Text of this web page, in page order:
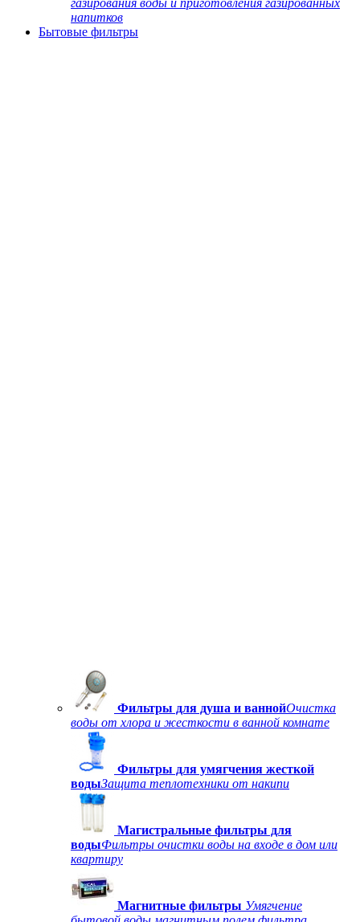
газирования воды и приготовления газированных
напитков
Бытовые фильтры
Фильтры для душа и ваннойОчистка
воды от хлора и жесткости в ванной комнате
Фильтры для умягчения жесткой
водыЗащита теплотехники от накипи
Магистральные фильтры для
водыФильтры очистки воды на входе в дом или
квартиру
Магнитные фильтры Умягчение